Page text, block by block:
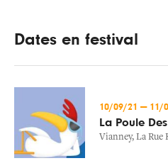
Dates en festival
10/09/21 — 11/
La Poule
Vianney, La Rue